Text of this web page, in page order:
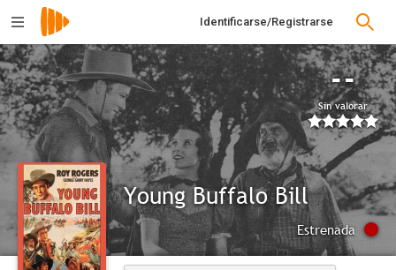
Identificarse/Registrarse
--
Sin valorar
Young Buffalo Bill
Estrenada